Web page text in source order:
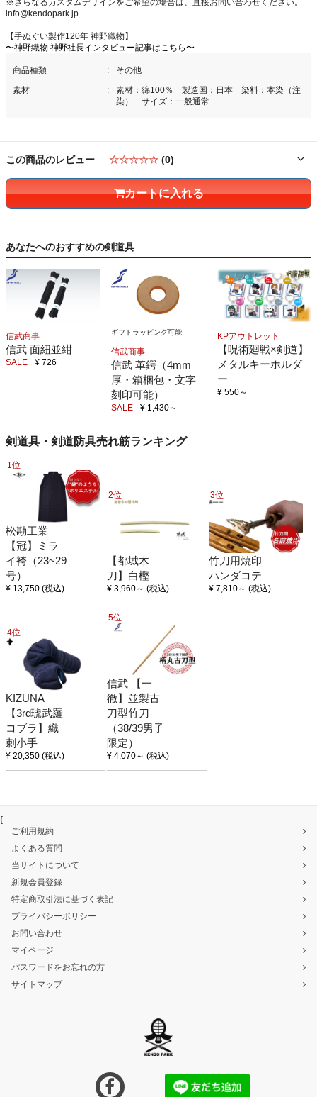
※さらなるカスタムデザインをご希望の場合は、直接お問い合わせください。
info@kendopark.jp
【手ぬぐい製作120年 神野織物】
〜神野織物 神野社長インタビュー記事はこちら〜
商品種類
その他
素材
素材：綿100％ 製造国：日本 染料：本染（注
染） サイズ：一般通常
この商品のレビュー ☆☆☆☆☆ (0)
カートに入れる
あなたへのおすすめの剣道具
信武商事
信武 面紐並紺
SALE ¥ 726
ギフトラッピング可能
信武商事
信武 革鍔（4mm
厚・箱梱包・文字
刻印可能）
SALE ¥ 1,430～
KPアウトレット
【呪術廻戦×剣道】
メタルキーホルダ
ー
¥ 550～
剣道具・剣道防具売れ筋ランキング
1位
松勘工業
【冠】ミラ
イ袴（23~29
号）
¥ 13,750 (税込)
2位
【都城木
刀】白樫
¥ 3,960～ (税込)
3位
竹刀用焼印
ハンダコテ
¥ 7,810～ (税込)
4位
KIZUNA
【3rd琥武羅
コブラ】織
刺小手
¥ 20,350 (税込)
5位
信武 【一
徹】並製古
刀型竹刀
（38/39男子
限定）
¥ 4,070～ (税込)
{
ご利用規約
よくある質問
当サイトについて
新規会員登録
特定商取引法に基づく表記
プライバシーポリシー
お問い合わせ
マイページ
パスワードをお忘れの方
サイトマップ